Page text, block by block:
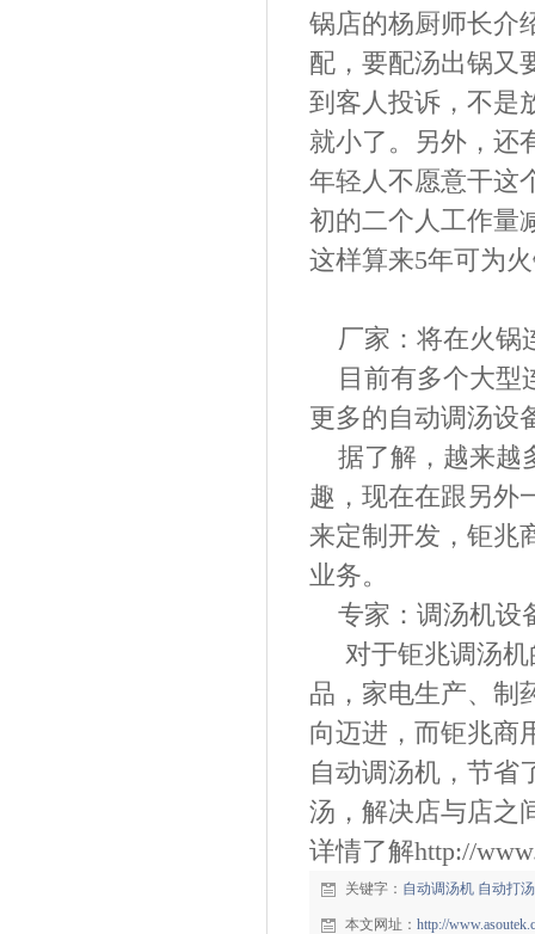
锅店的杨厨师长介
配， 要配汤出锅又
到客人投诉，不是
就小了。另外，还
年轻人不愿意干这
初的二个人工作量
这样算来5年可为
厂家：将在火锅
目前有多个大型
更多的自动调汤设
据了解，越来越
趣， 现在在跟另外
来定制开发，钜兆
业务。
专家： 调汤机设
对于钜兆调汤机
品，家电生产、制
向迈进，而钜兆商
自动调汤机 ，节省
汤，解决店与店之
详情了解http://
关键字： 自动调汤机 自动打
本文网址： http://